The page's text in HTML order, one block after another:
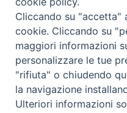
Tel.:0984.549014
Email:
MONTALTO
Cliccando su "accetta"
cookie. Cliccando su
maggiori informazioni
personalizzare le tue
"rifiuta" o chiudendo
la navigazione
Ulteriori informazioni